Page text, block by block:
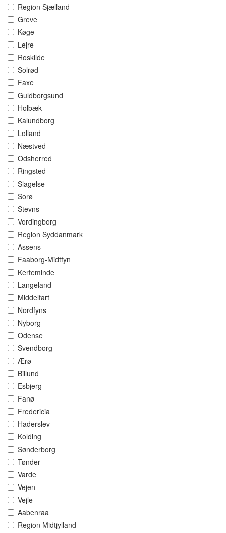
Region Sjælland
Greve
Køge
Lejre
Roskilde
Solrød
Faxe
Guldborgsund
Holbæk
Kalundborg
Lolland
Næstved
Odsherred
Ringsted
Slagelse
Sorø
Stevns
Vordingborg
Region Syddanmark
Assens
Faaborg-Midtfyn
Kerteminde
Langeland
Middelfart
Nordfyns
Nyborg
Odense
Svendborg
Ærø
Billund
Esbjerg
Fanø
Fredericia
Haderslev
Kolding
Sønderborg
Tønder
Varde
Vejen
Vejle
Aabenraa
Region Midtjylland